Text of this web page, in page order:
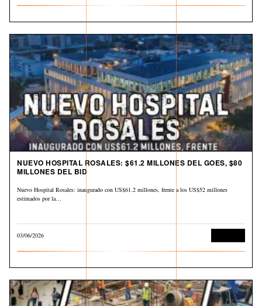
NUEVO HOSPITAL ROSALES: $61.2 MILLONES DEL GOES, $80
MILLONES DEL BID
Nuevo Hospital Rosales: inaugurado con US$61.2 millones, frente a los US$52 millones
estimados por la…
03/06/2026